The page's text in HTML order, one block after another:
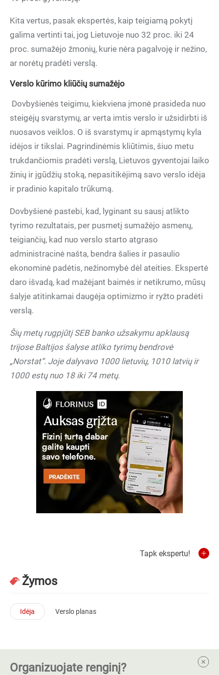
Kita vertus, pasak ekspertės, kaip teigiamą pokytį
galima vertinti tai, jog Lietuvoje nuo 32 proc. iki 24
proc. sumažėjo žmonių, kurie nėra pagalvoję ir nežino,
ar norėtų pradėti verslą.
Verslo kūrimo kliūčių sumažėjo
Dovbyšienės teigimu, kiekviena įmonė prasideda nuo
steigėjų svarstymų, ar verta imtis verslo ir užsidirbti iš
nuosavos veiklos. O iš svarstymų ir apmąstymų kyla
idėjos ir tikslai. Pagrindinėmis kliūtimis, šiuo metu
trukdančiomis pradėti verslą, Lietuvos gyventojai laiko
žinių ir įgūdžių stoką, nepasitikėjimą savo verslo idėja
ir pradinio kapitalo trūkumą.
Dovbyšienė pastebi, kad, lyginant su sausį atlikto
tyrimo rezultatais, per pusmetį sumažėjo asmenų,
teigiančių, kad nuo verslo starto atgraso
administracinė našta, bendra šalies ir pasaulio
ekonominė padėtis, nežinomybė dėl ateities. Ekspertė
daro išvadą, kad mažėjant baimės ir netikrumo, mūsų
šalyje atitinkamai daugėja optimizmo ir ryžto pradėti
verslą.
Šių metų rugpjūtį SEB banko užsakymu apklausą
trijose Baltijos šalyse atliko tyrimų bendrovė
„Norstat“. Joje dalyvavo 1000 lietuvių, 1010 latvių ir
1000 estų nuo 18 iki 74 metų.
Tapk ekspertu!
Žymos
Idėja Verslo planas
Organizuojate renginį?